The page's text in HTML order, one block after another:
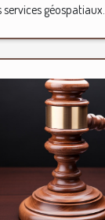
géospatiaux...